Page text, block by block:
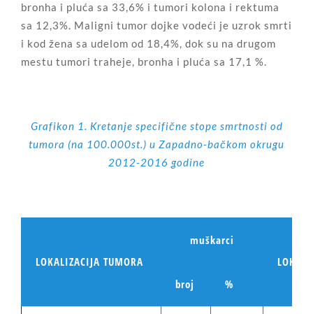
bronha i pluća sa 33,6% i tumori kolona i rektuma
sa 12,3%. Maligni tumor dojke vodeći je uzrok smrti
i kod žena sa udelom od 18,4%, dok su na drugom
mestu tumori traheje, bronha i pluća sa 17,1 %.
Grafikon 1. Kretanje specifične stope smrtnosti od
tumora (na 100.000st.) u Zapadno-bačkom okrugu
2012-2016 godine
LOKALIZACIJA TUMORA
muškarci
broj
%